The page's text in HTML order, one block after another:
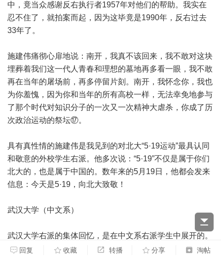
中，竟当众感谢反右执行者1957年对他们的帮助。我实在
忍不住了，就拍案而起，因为这毕竟是1990年，反右过去
33年了。
施建伟痛彻心扉地说：南开，我真不该回来，我不敢对这块
埋葬着我们这一代人青春和理想的墓地再多看一眼，我不敢
再在当年的屠场前，再多停留片刻。南开，我怀念你，我也
为你羞愧，因为你和当年的所有高校一样，无法幸免地参与
了那个时代对知识分子的一次又一次精神大虐杀，你成了历
次政治运动的祭坛⑰。
具有真性情的施建伟是我见到的对北大“5·19运动”最具认同
和敬意的外校学生右派。他多次说：“5·19”不仅是属于你们
北大的，也是属于中国的。数年来的5月19日，他都会发来
信息：今天是5·19，向北大致敬！
武汉大学（中文系）
武汉大学右派的集体回忆，是在中文系右派学生中展开的。
回复 收藏 转播 分享 淘帖